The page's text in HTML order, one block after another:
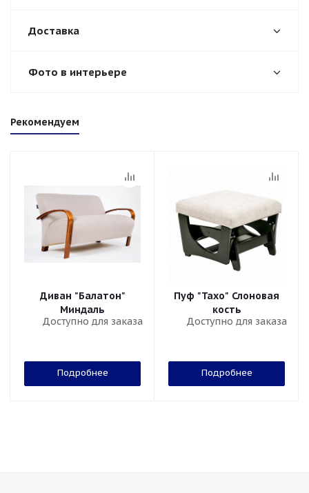
Доставка
Фото в интерьере
Рекомендуем
Диван "Балатон"
Миндаль
Доступно для заказа
Подробнее
Пуф "Тахо" Слоновая
кость
Доступно для заказа
Подробнее